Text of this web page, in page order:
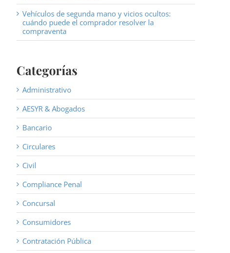
Vehículos de segunda mano y vicios ocultos:
cuándo puede el comprador resolver la
compraventa
Categorías
Administrativo
AESYR & Abogados
Bancario
Circulares
Civil
Compliance Penal
Concursal
Consumidores
Contratación Pública